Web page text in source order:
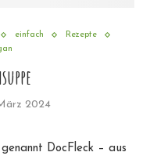
einfach
Rezepte
2024
DocFleck – aus